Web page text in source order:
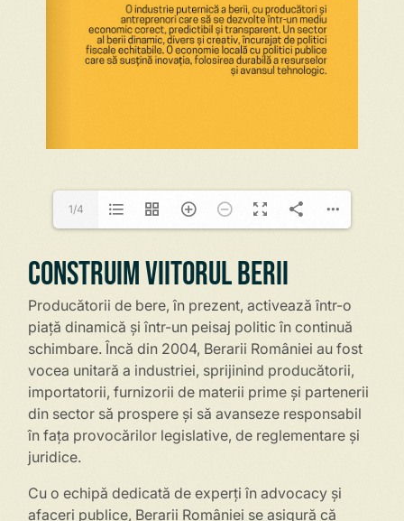
Construim Viitorul Berii
Producătorii de bere, în prezent, activează într-o
piață dinamică și într-un peisaj politic în continuă
schimbare. Încă din 2004, Berarii României au fost
vocea unitară a industriei, sprijinind producătorii,
importatorii, furnizorii de materii prime și partenerii
din sector să prospere și să avanseze responsabil
în fața provocărilor legislative, de reglementare și
juridice.
Cu o echipă dedicată de experți în advocacy și
afaceri publice, Berarii României se asigură că
1/4